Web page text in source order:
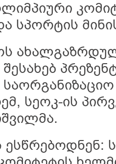
სპორტის
სეოკ-ის
ესწრებოდნენ: